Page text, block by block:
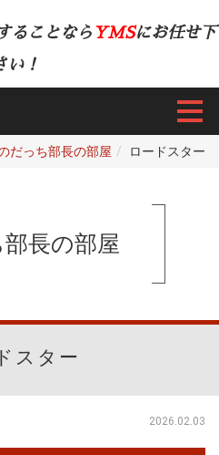
ることなら YMSにお任せ下
い！
だっち部長の部屋 ロードスター
長の部屋
スター
2026.02.03